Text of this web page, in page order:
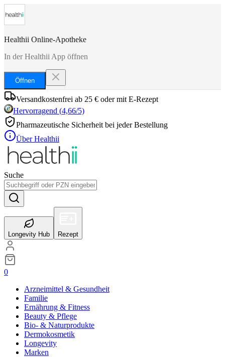
Healthii Online-Apotheke
In der Healthii App öffnen
Öffnen
Versandkostenfrei ab 25 € oder mit E-Rezept
Hervorragend (4,66/5)
Pharmazeutische Sicherheit bei jeder Bestellung
Über Healthii
Suche
Longevity Hub Rezept
0
Arzneimittel & Gesundheit
Familie
Ernährung & Fitness
Beauty & Pflege
Bio- & Naturprodukte
Dermokosmetik
Longevity
Marken